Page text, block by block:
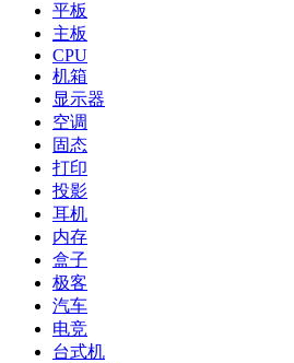
平板
主板
CPU
机箱
显示器
空调
固态
打印
投影
耳机
内存
盒子
极客
汽车
电竞
台式机